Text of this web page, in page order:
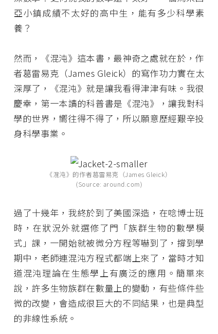
亞小鎮成績不太好的高中生，能有多少科學素
養？
然而，《混沌》這本書，最神奇之處就在於，作
者葛雷易克（James Gleick）的寫作功力實在太
深厚了，《混沌》就是讓我看得津津有味。我很
慶幸，第一本讀的科普書是《混沌》，讓我對科
學的世界，嚮往得不得了，所以願意歷經艱辛投
身科學事業。
《混沌》的作者葛雷易克（James Gleick）
(Source: around.com)
過了十幾年，我終於到了美國深造，在唸博士班
時，在狀況外就選修了門「族群生物的數學模
式」課，一開始就被微分方程等嚇到了，撐到學
期中，老師連混沌方程式都端上來了，當時才知
道混沌理論在生態學上有廣泛的應用。簡單來
說，許多生物族群在數量上的變動，有些條件些
微的改變，會造成很巨大的不同結果，也是典型
的非線性系統。